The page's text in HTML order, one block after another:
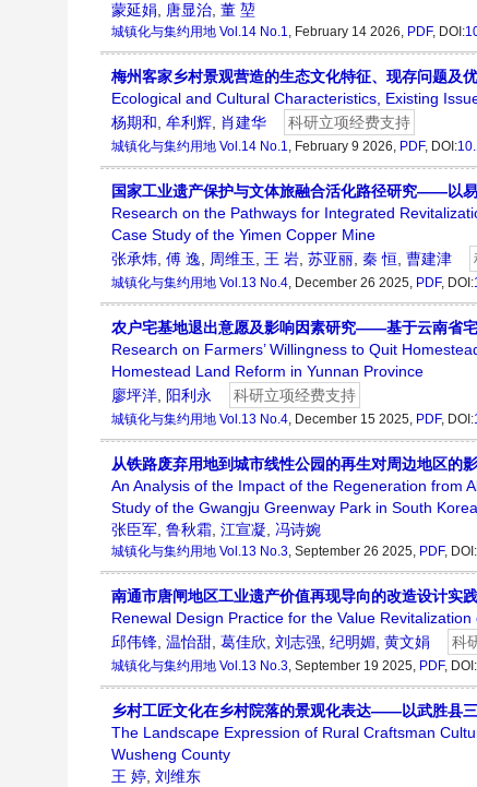
蒙延娟, 唐显治, 董 堃
城镇化与集约用地 Vol.14 No.1, February 14 2026, PDF, DOI:
梅州客家乡村景观营造的生态文化特征、现存问题及
Ecological and Cultural Characteristics, Existing
杨期和, 牟利辉, 肖建华 科研立项经费支持
城镇化与集约用地 Vol.14 No.1, February 9 2026, PDF, DOI:
国家工业遗产保护与文体旅融合活化路径研究——以
Research on the Pathways for Integrated
Case Study of the Yimen Copper Mine
张承炜, 傅 逸, 周维玉, 王 岩, 苏亚丽, 秦 恒, 曹建津
城镇化与集约用地 Vol.13 No.4, December 26 2025, PDF, DOI:
农户宅基地退出意愿及影响因素研究——基于云南省
Research on Farmers’ Willingness to Quit
Homestead Land Reform in Yunnan Province
廖坪洋, 阳利永 科研立项经费支持
城镇化与集约用地 Vol.13 No.4, December 15 2025, PDF, DOI:
从铁路废弃用地到城市线性公园的再生对周边地区
An Analysis of the Impact of the Regeneration from
Study of the Gwangju Greenway Park in South Korea
张臣军, 鲁秋霜, 江宣凝, 冯诗婉
城镇化与集约用地 Vol.13 No.3, September 26 2025, PDF, DOI:
南通市唐闸地区工业遗产价值再现导向的改造设计实践
Renewal Design Practice for the Value
邱伟锋, 温怡甜, 葛佳欣, 刘志强, 纪明媚, 黄文娟 科
城镇化与集约用地 Vol.13 No.3, September 19 2025, PDF, DOI:
乡村工匠文化在乡村院落的景观化表达——以武胜县
The Landscape Expression of Rural Craftsman
Wusheng County
王 婷, 刘维东